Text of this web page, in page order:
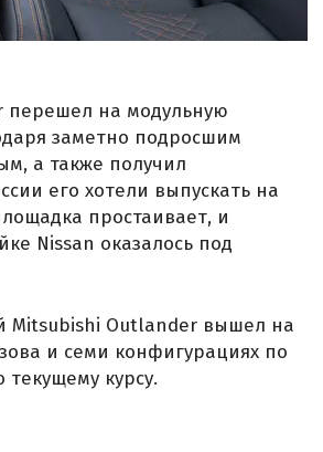
перешел на модульную
заметно подросшим
а также получил
его хотели выпускать на
простаивает, и
Nissan оказалось под
Mitsubishi Outlander вышел на
и семи конфигурациях по
курсу.